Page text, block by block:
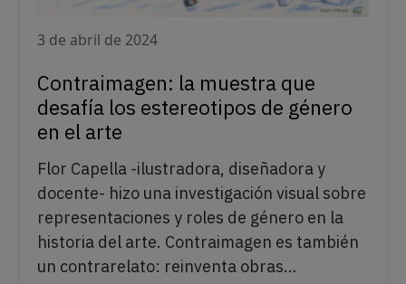
3 de abril de 2024
Contraimagen: la muestra que
desafía los estereotipos de género
en el arte
Flor Capella -ilustradora, diseñadora y
docente- hizo una investigación visual sobre
representaciones y roles de género en la
historia del arte. Contraimagen es también
un contrarelato: reinventa obras…